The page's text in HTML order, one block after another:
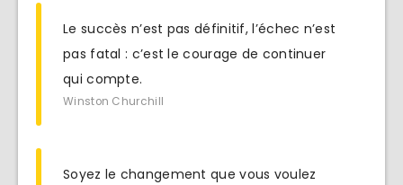
Le succès n’est pas définitif, l’échec n’est
pas fatal : c’est le courage de continuer
qui compte.
Winston Churchill
Soyez le changement que vous voulez